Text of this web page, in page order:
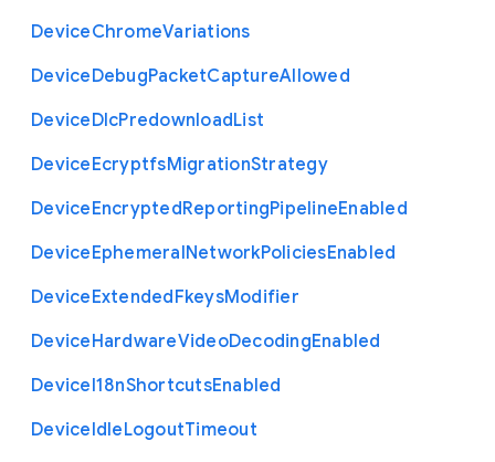
DeviceChromeVariations
DeviceDebugPacketCaptureAllowed
DeviceDlcPredownloadList
DeviceEcryptfsMigrationStrategy
DeviceEncryptedReportingPipelineEnabled
DeviceEphemeralNetworkPoliciesEnabled
DeviceExtendedFkeysModifier
DeviceHardwareVideoDecodingEnabled
DeviceI18nShortcutsEnabled
DeviceIdleLogoutTimeout